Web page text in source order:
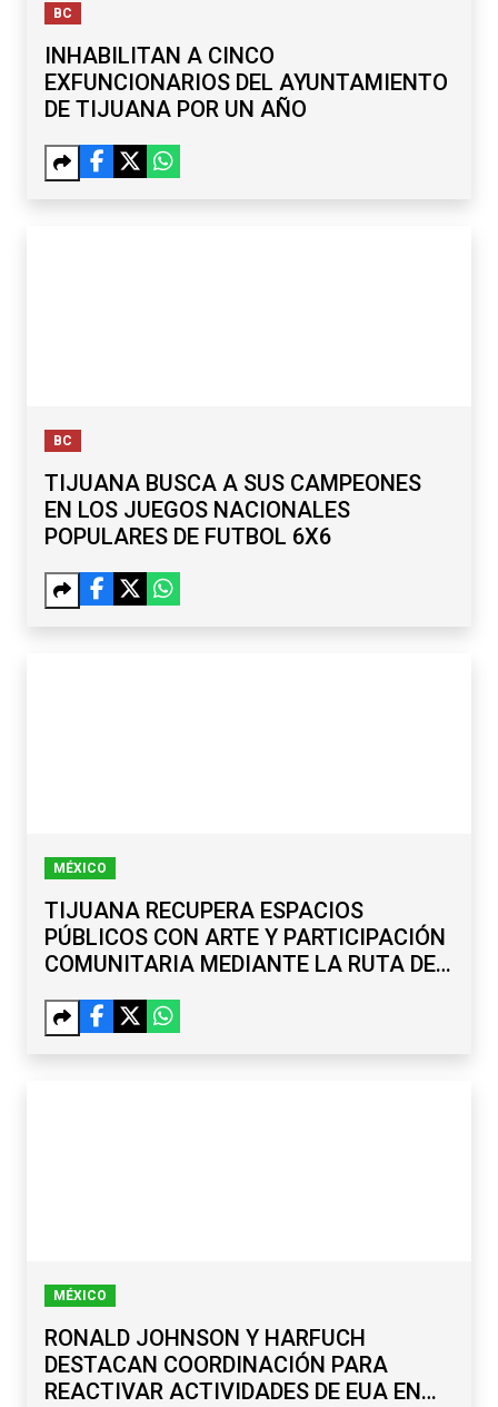
BC
INHABILITAN A CINCO
EXFUNCIONARIOS DEL AYUNTAMIENTO
DE TIJUANA POR UN AÑO
BC
TIJUANA BUSCA A SUS CAMPEONES
EN LOS JUEGOS NACIONALES
POPULARES DE FUTBOL 6X6
MÉXICO
TIJUANA RECUPERA ESPACIOS
PÚBLICOS CON ARTE Y PARTICIPACIÓN
COMUNITARIA MEDIANTE LA RUTA DE
MÉXICO
RONALD JOHNSON Y HARFUCH
DESTACAN COORDINACIÓN PARA
REACTIVAR ACTIVIDADES DE EUA EN